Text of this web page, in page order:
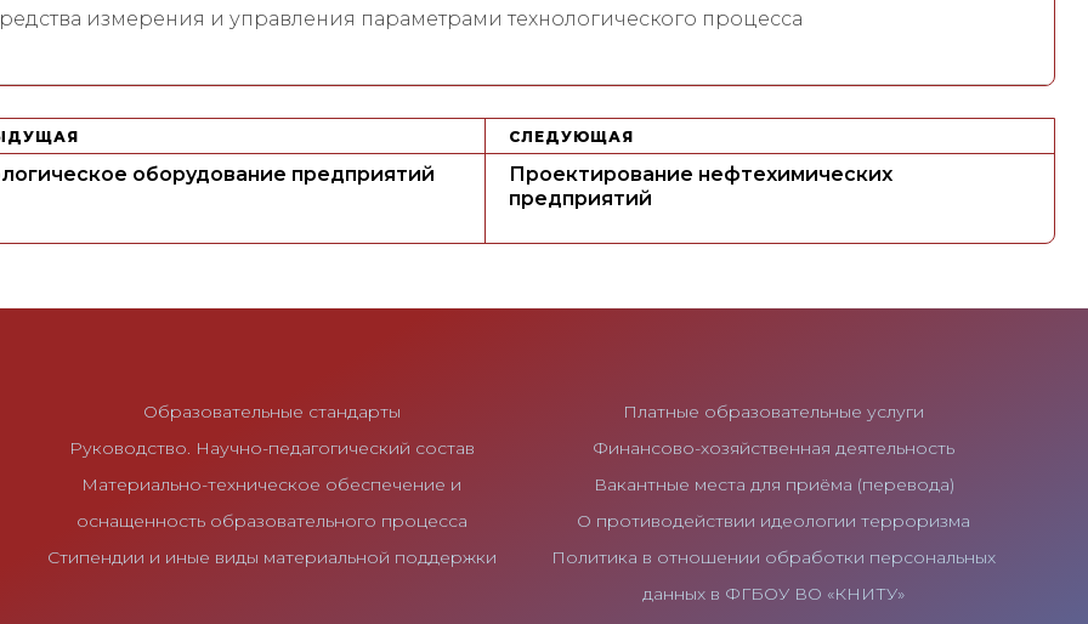
измерения и управления параметрами технологического процесса
оборудование предприятий
СЛЕДУЮЩАЯ
Проектирование нефтехимических
предприятий
Образовательные стандарты
Руководство. Научно-педагогический состав
Материально-техническое обеспечение и
оснащенность образовательного процесса
Стипендии и иные виды материальной поддержки
Платные образовательные услуги
Финансово-хозяйственная деятельность
Вакантные места для приёма (перевода)
О противодействии идеологии терроризма
Политика в отношении обработки персональных
данных в ФГБОУ ВО «КНИТУ»